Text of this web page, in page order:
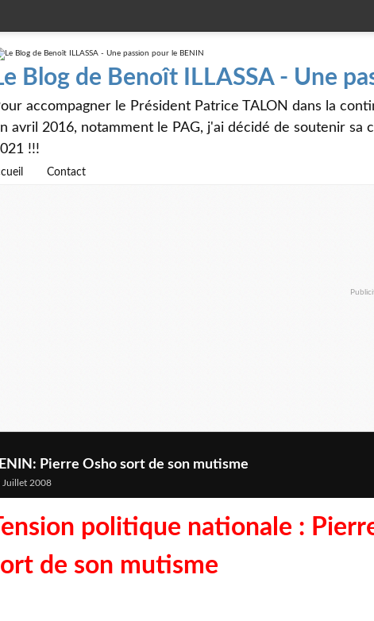
Blog de Benoît ILLASSA - Une
accompagner le Président Patrice TALON dans la
avril 2016, notamment le PAG, j'ai décidé de soutenir sa
!!!
Contact
Pierre Osho sort de son mutisme
Juillet 2008
politique nationale :
de son mutisme